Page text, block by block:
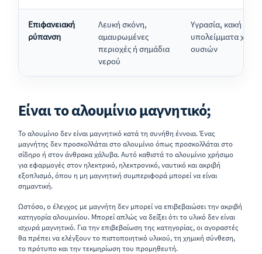
Επιφανειακή
ρύπανση
Λευκή σκόνη,
αμαυρωμένες
περιοχές ή σημάδια
νερού
Υγρασία, κακή
υπολείμματα
ουσιών
Είναι το αλουμίνιο μαγνητικό;
Το αλουμίνιο δεν είναι μαγνητικό κατά τη συνήθη έννοια. Ένας
μαγνήτης δεν προσκολλάται στο αλουμίνιο όπως προσκολλάται στο
σίδηρο ή στον άνθρακα χάλυβα. Αυτό καθιστά το αλουμίνιο χρήσιμο
για εφαρμογές στον ηλεκτρικό, ηλεκτρονικό, ναυτικό και ακριβή
εξοπλισμό, όπου η μη μαγνητική συμπεριφορά μπορεί να είναι
σημαντική.
Ωστόσο, ο έλεγχος με μαγνήτη δεν μπορεί να επιβεβαιώσει την ακριβή
κατηγορία αλουμινίου. Μπορεί απλώς να δείξει ότι το υλικό δεν είναι
ισχυρά μαγνητικό. Για την επιβεβαίωση της κατηγορίας, οι αγοραστές
θα πρέπει να ελέγξουν το πιστοποιητικό υλικού, τη χημική σύνθεση,
το πρότυπο και την τεκμηρίωση του προμηθευτή.